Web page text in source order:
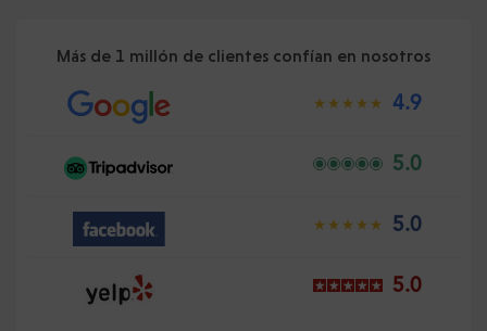
Más de 1 millón de clientes confían en nosotros
4.9
5.0
5.0
5.0